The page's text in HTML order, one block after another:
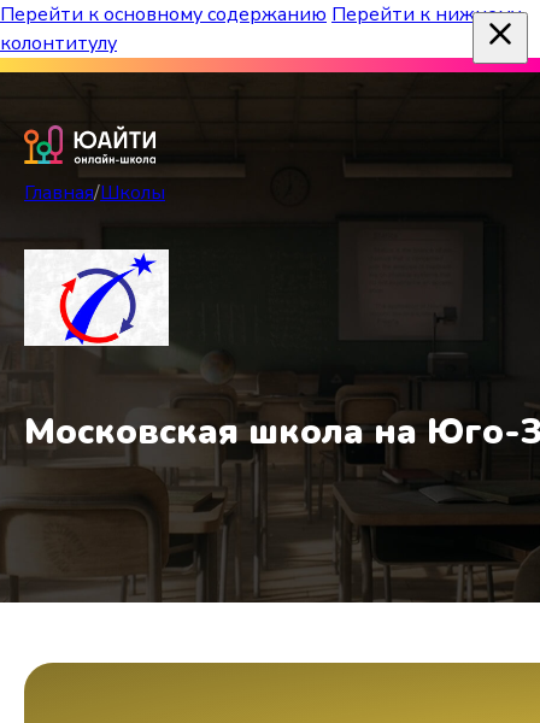
Перейти к основному содержанию Перейти к нижнему
колонтитулу
Главная/Школы
Московская школа на Юго-